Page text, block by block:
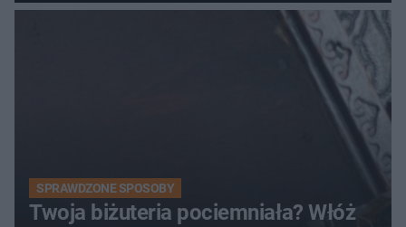
SPRAWDZONE SPOSOBY
Twoja biżuteria pociemniała? Włóż